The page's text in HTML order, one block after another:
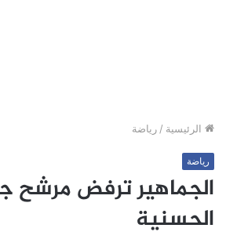
الرئيسية / رياضة
رياضة
الجماهير ترفض مرشح
الحسنية